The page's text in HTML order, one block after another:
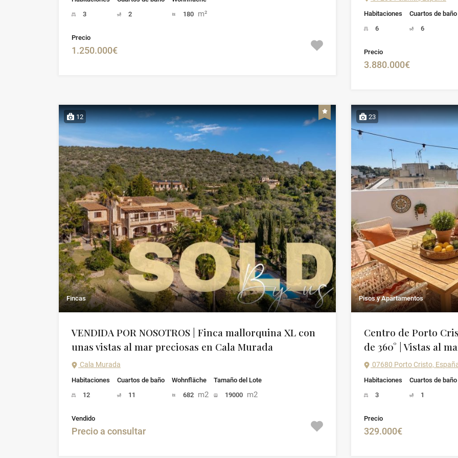
3
2
180 m²
Precio
1.250.000€
Habitaciones
6
Cuartos de baño
6
Precio
3.880.000€
12
Fincas
VENDIDA POR NOSOTROS | Finca mallorquina XL con
unas vistas al mar preciosas en Cala Murada
Cala Murada
Habitaciones
12
Cuartos de baño
11
Wohnfläche
682 m2
Tamaño del Lote
19000 m2
Vendido
Precio a consultar
23
Pisos y Apartamentos
Centro de Porto
de 360° | Vistas al
07680 Porto Cristo,
Habitaciones
3
Cuartos de baño
1
Precio
329.000€